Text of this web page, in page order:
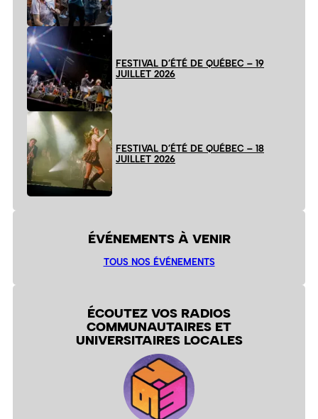
FESTIVAL D’ÉTÉ DE QUÉBEC – 19
JUILLET 2026
FESTIVAL D’ÉTÉ DE QUÉBEC – 18
JUILLET 2026
ÉVÉNEMENTS À VENIR
TOUS NOS ÉVÉNEMENTS
ÉCOUTEZ VOS RADIOS
COMMUNAUTAIRES ET
UNIVERSITAIRES LOCALES